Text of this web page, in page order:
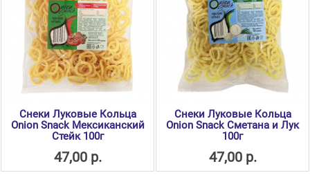
Снеки Луковые Кольца
Оnion Snack Мексиканский
Стейк 100г
47,00 р.
Снеки Луковые Кольца
Оnion Snack Сметана и Лук
100г
47,00 р.